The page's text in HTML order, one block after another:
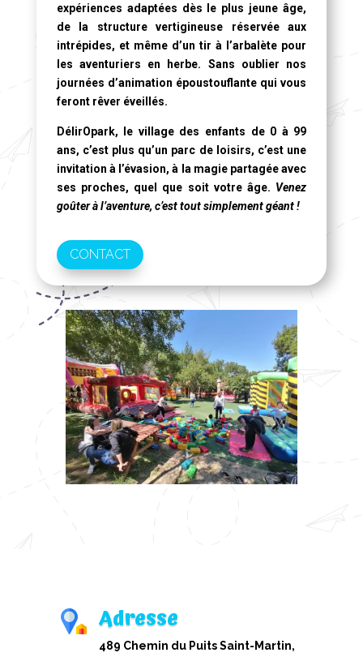
expériences adaptées dès le plus jeune âge,
de la structure vertigineuse réservée aux
intrépides, et même d’un tir à l’arbalète pour
les aventuriers en herbe. Sans oublier nos
journées d’animation époustouflante qui vous
feront rêver éveillés.
DélirOpark, le village des enfants de 0 à 99
ans, c’est plus qu’un parc de loisirs, c’est une
invitation à l’évasion, à la magie partagée avec
ses proches, quel que soit votre âge. Venez
goûter à l’aventure, c’est tout simplement géant !
CONTACT
Adresse
489 Chemin du Puits Saint-Martin,